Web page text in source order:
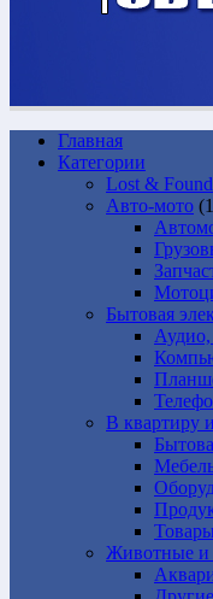
Главная
Категории
Lost & Found
Авто-мото
Бытовая
В квартиру
Животные и